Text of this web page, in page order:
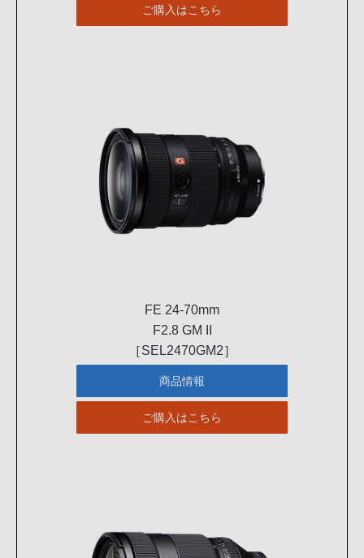
ご購入はこちら
FE 24-70mm
F2.8 GM II
［SEL2470GM2］
商品情報
ご購入はこちら